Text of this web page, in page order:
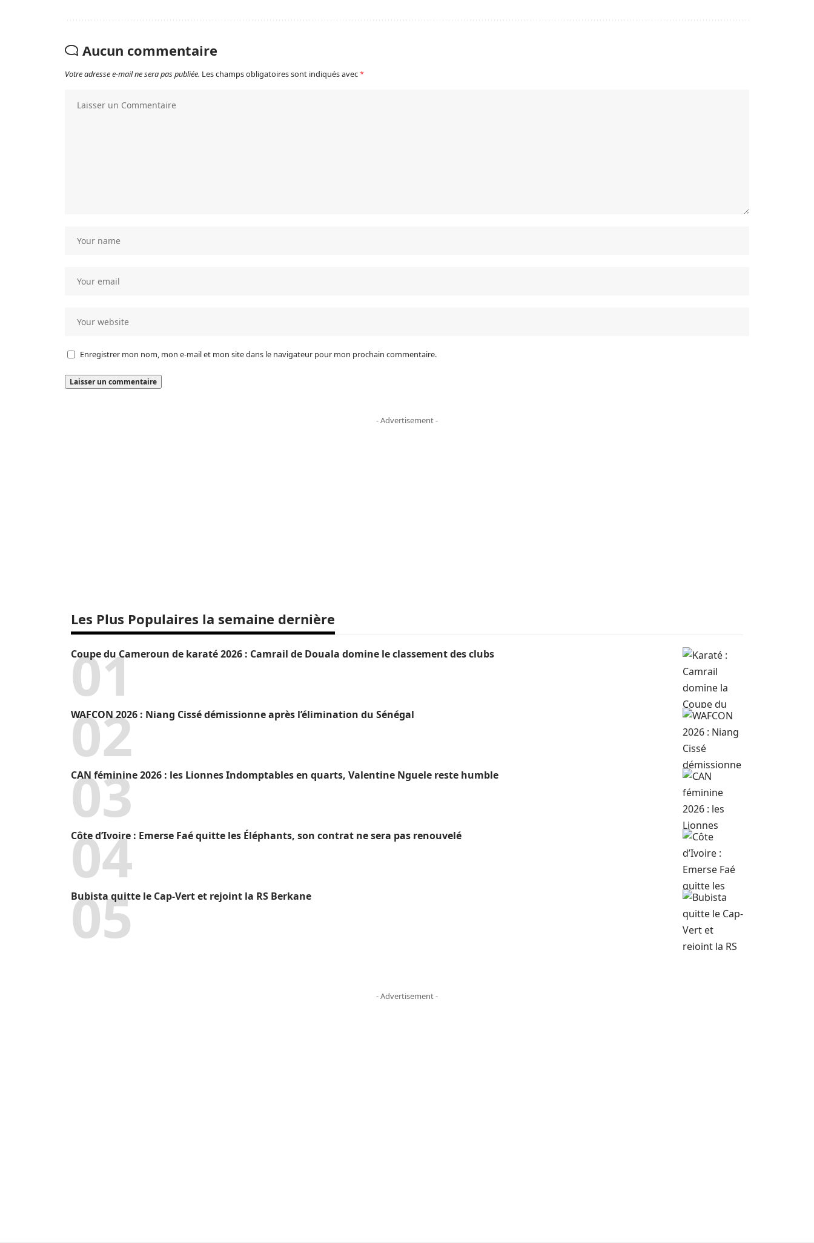
Aucun commentaire
Votre adresse e-mail ne sera pas publiée. Les champs obligatoires sont indiqués avec*
Enregistrer mon nom, mon e-mail et mon site dans le navigateur pour mon prochain commentaire.
- Advertisement -
Les Plus Populaires la semaine dernière
Coupe du Cameroun de karaté 2026 : Camrail de Douala domine le classement des clubs
WAFCON 2026 : Niang Cissé démissionne après l’élimination du Sénégal
CAN féminine 2026 : les Lionnes Indomptables en quarts, Valentine Nguele reste humble
Côte d’Ivoire : Emerse Faé quitte les Éléphants, son contrat ne sera pas renouvelé
Bubista quitte le Cap-Vert et rejoint la RS Berkane
- Advertisement -